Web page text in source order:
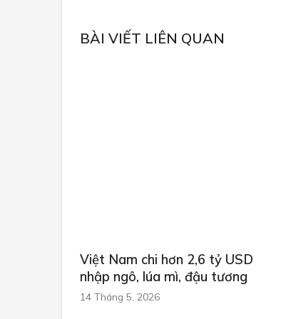
BÀI VIẾT LIÊN QUAN
Việt Nam chi hơn 2,6 tỷ USD
nhập ngô, lúa mì, đậu tương
14 Tháng 5, 2026